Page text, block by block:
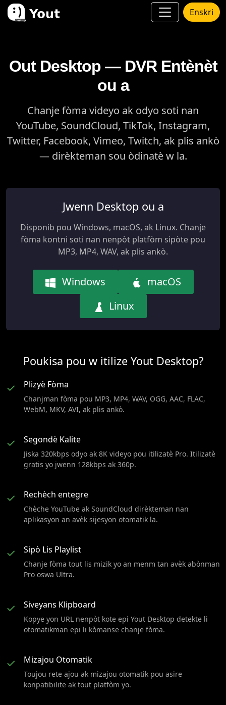
Enskri
Out Desktop — DVR Entènèt
ou a
Chanje fòma videyo ak odyo soti nan
YouTube, SoundCloud, TikTok, Instagram,
Twitter, Facebook, Vimeo, Twitch, ak plis ankò
— dirèkteman sou òdinatè w la.
Jwenn Desktop ou a
Disponib pou Windows, macOS, ak Linux. Chanje
fòma kontni soti nan nenpòt platfòm sipòte pou
MP3, MP4, WAV, ak plis ankò.
Windows
macOS
Linux
Poukisa pou w itilize Yout Desktop?
✓
Plizyè Fòma
Chanjman fòma pou MP3, MP4, WAV, OGG, AAC, FLAC,
WebM, MKV, AVI, ak plis ankò.
✓ Segondè Kalite
Jiska 320kbps odyo ak 8K videyo pou itilizatè Pro. Itilizatè
gratis yo jwenn 128kbps ak 360p.
✓ Rechèch entegre
Chèche YouTube ak SoundCloud dirèkteman nan
aplikasyon an avèk sijesyon otomatik la.
✓ Sipò Lis Playlist
Chanje fòma tout lis mizik yo an menm tan avèk abònman
Pro oswa Ultra.
✓ Siveyans Klipboard
Kopye yon URL nenpòt kote epi Yout Desktop detekte li
otomatikman epi li kòmanse chanje fòma.
✓ Mizajou Otomatik
Toujou rete ajou ak mizajou otomatik pou asire
konpatibilite ak tout platfòm yo.